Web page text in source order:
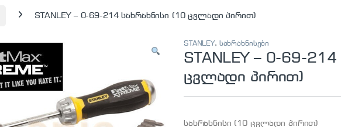
STANLEY – 0-69-214 სახრახნისი (10 ცვლადი პირით)
STANLEY, სახრახნისები
STANLEY – 0-69-
ცვლადი პირით)
სახრახნისი (10 ცვლადი პირით)